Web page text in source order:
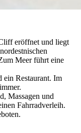
eröffnet und liegt
Meer führt eine
ein Restaurant. Im
Massagen und
Fahrradverleih.